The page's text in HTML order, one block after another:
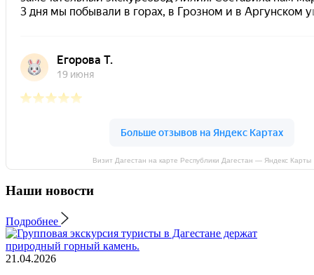
Визит Дагестан на карте Республики Дагестан — Яндекс Карты
Наши новости
Подробнее
21.04.2026